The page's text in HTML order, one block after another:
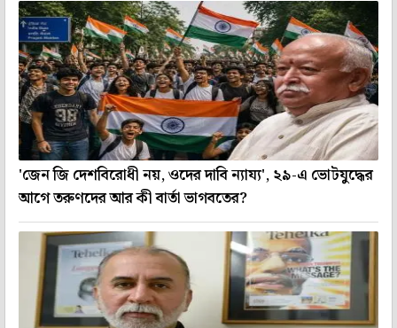
'জেন জি দেশবিরোধী নয়, ওদের দাবি ন্যায্য', ২৯-এ ভোটযুদ্ধের
আগে তরুণদের আর কী বার্তা ভাগবতের?